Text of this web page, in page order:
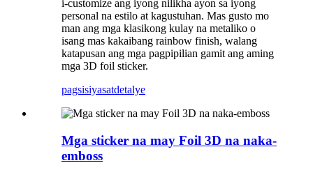
i-customize ang iyong nilikha ayon sa iyong
personal na estilo at kagustuhan. Mas gusto mo
man ang mga klasikong kulay na metaliko o
isang mas kakaibang rainbow finish, walang
katapusan ang mga pagpipilian gamit ang aming
mga 3D foil sticker.
pagsisiyasatdetalye
Mga sticker na may Foil 3D na naka-
emboss